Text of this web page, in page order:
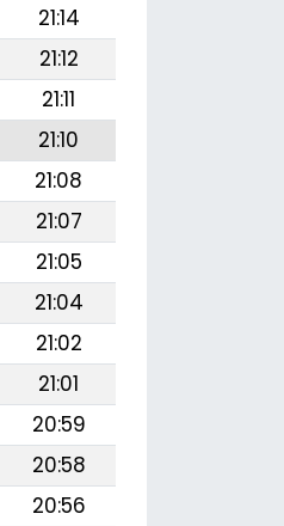
21:14
21:12
21:11
21:10
21:08
21:07
21:05
21:04
21:02
21:01
20:59
20:58
20:56